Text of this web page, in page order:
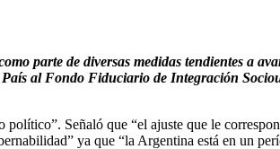
parte de diversas medidas tendientes a
País al Fondo Fiduciario de Integración
Señaló que “el ajuste que le
ya que “la Argentina está en un